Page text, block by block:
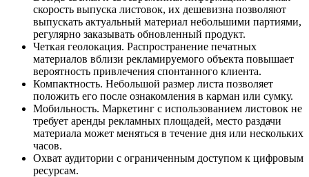
скорость выпуска листовок, их дешевизна позволяют
выпускать актуальный материал небольшими партиями,
регулярно заказывать обновленный продукт.
Четкая геолокация. Распространение печатных
материалов вблизи рекламируемого объекта повышает
вероятность привлечения спонтанного клиента.
Компактность. Небольшой размер листа позволяет
положить его после ознакомления в карман или сумку.
Мобильность. Маркетинг с использованием листовок не
требует аренды рекламных площадей, место раздачи
материала может меняться в течение дня или нескольких
часов.
Охват аудитории с ограниченным доступом к цифровым
ресурсам.